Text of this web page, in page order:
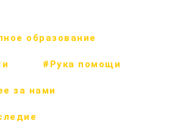
образование
#Рука помощи
за нами